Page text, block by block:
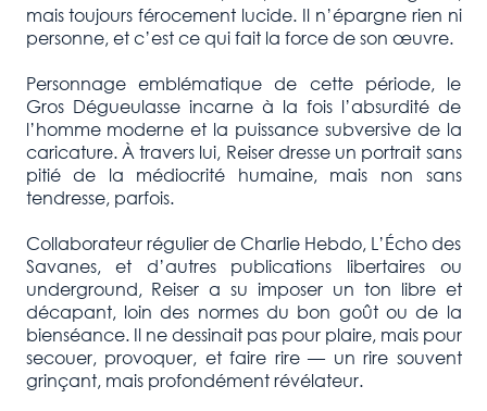
mais toujours férocement lucide. Il n’épargne rien ni
personne, et c’est ce qui fait la force de son œuvre.
Personnage emblématique de cette période, le
Gros Dégueulasse incarne à la fois l’absurdité de
l’homme moderne et la puissance subversive de la
caricature. À travers lui, Reiser dresse un portrait sans
pitié de la médiocrité humaine, mais non sans
tendresse, parfois.
Collaborateur régulier de Charlie Hebdo, L’Écho des
Savanes, et d’autres publications libertaires ou
underground, Reiser a su imposer un ton libre et
décapant, loin des normes du bon goût ou de la
bienséance. Il ne dessinait pas pour plaire, mais pour
secouer, provoquer, et faire rire — un rire souvent
grinçant, mais profondément révélateur.